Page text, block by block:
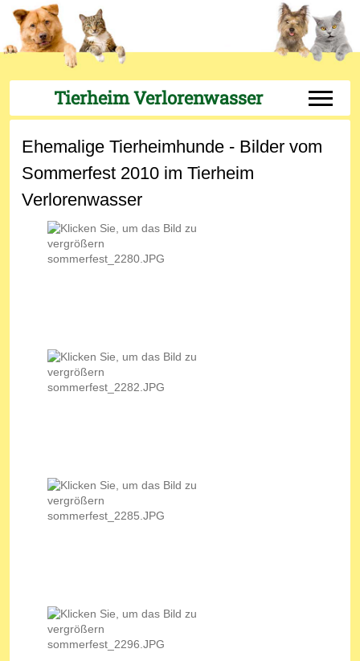
Tierheim Verlorenwasser Off-
Ehemalige Tierheimhunde - Bilder vom
Sommerfest 2010 im Tierheim
Verlorenwasser